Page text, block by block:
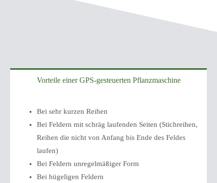
Vorteile einer GPS-gesteuerten Pflanzmaschine
Bei sehr kurzen Reihen
Bei Feldern mit schräg laufenden Seiten (Stichreihen,
Reihen die nicht von Anfang bis Ende des Feldes
laufen)
Bei Feldern unregelmäßiger Form
Bei hügeligen Feldern